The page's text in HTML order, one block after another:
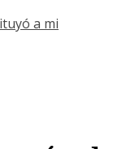
a mi